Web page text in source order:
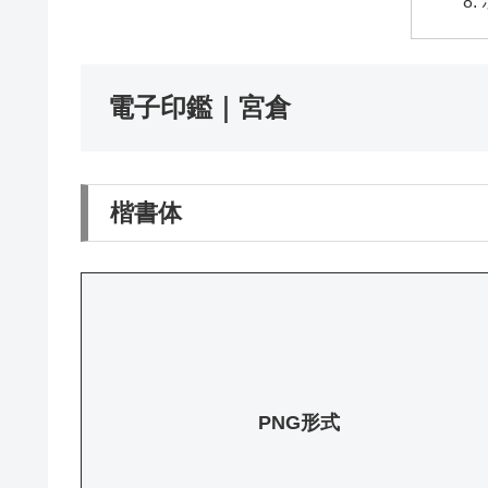
電子印鑑｜宮倉
楷書体
PNG形式